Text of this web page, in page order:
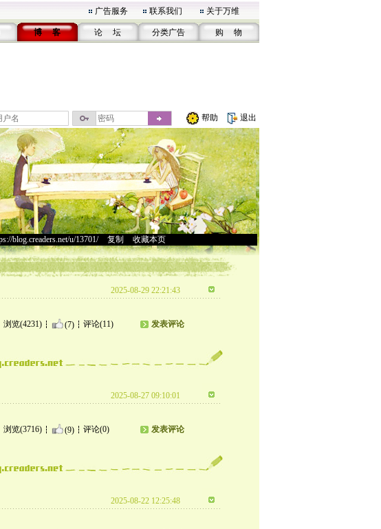
广告服务 联系我们 关于万维
博 客 论 坛 分类广告 购 物
帮助 退出
blog.creaders.net/u/13701/> 复制 收藏本页
2025-08-29 22:21:43
浏览(4231) (7) 评论(11) 发表评论
2025-08-27 09:10:01
浏览(3716) (9) 评论(0) 发表评论
2025-08-22 12:25:48